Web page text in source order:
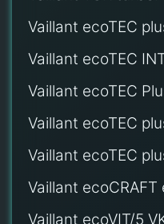
Vaillant ecoTEC
Vaillant ecoTEC
Vaillant ecoTEC
Vaillant ecoTEC
Vaillant ecoTEC
Vaillant ecoCRAFT
Vaillant ecoVIT/5